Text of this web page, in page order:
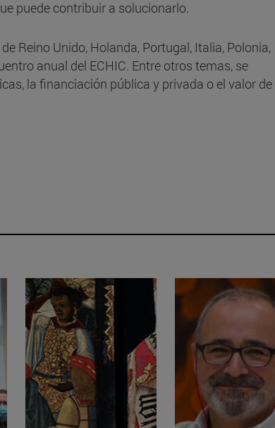
puede contribuir a solucionarlo.
Reino Unido, Holanda, Portugal, Italia, Polonia,
anual del ECHIC. Entre otros temas, se
la financiación pública y privada o el valor